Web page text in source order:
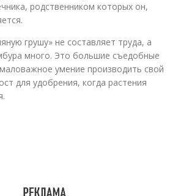
родственником которых он,
грушу» не составляет труда, а
много. Это большие съедобные
умение производить свой
для удобрения, когда растения